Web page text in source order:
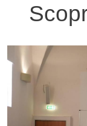
Immagine